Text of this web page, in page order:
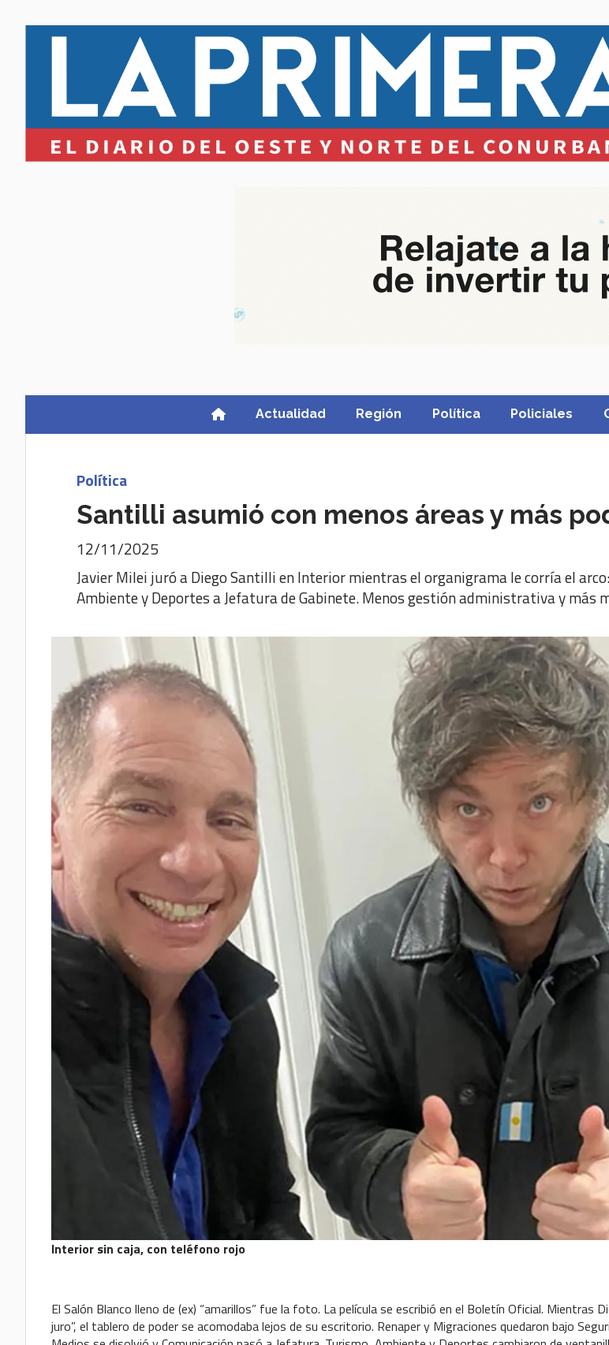
Actualidad Región Política Policiales
Santilli asumió con menos áreas y más
Javier Milei juró a Diego Santilli en Interior mientras el organigrama le corría el
Ambiente y Deportes a Jefatura de Gabinete. Menos gestión administrativa y más
Política
12/11/2025
Interior sin caja, con teléfono rojo
El Salón Blanco lleno de (ex) “amarillos” fue la foto. La película se escribió en el Boletín Oficial. Mientras
juro”, el tablero de poder se acomodaba lejos de su escritorio. Renaper y Migraciones quedaron bajo